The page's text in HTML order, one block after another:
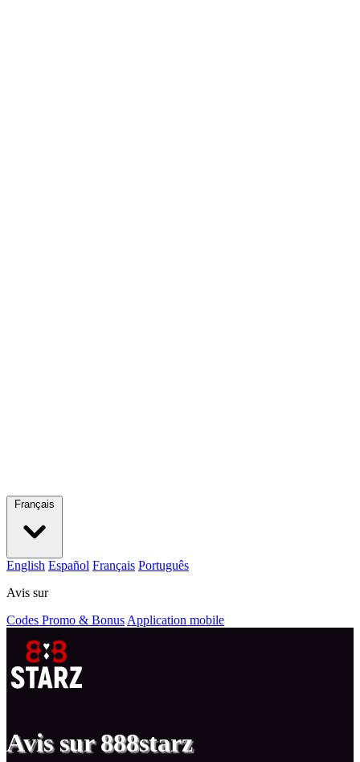
Français
English Español Français Português
Avis sur
Codes Promo & Bonus Application mobile
Avis sur 888starz